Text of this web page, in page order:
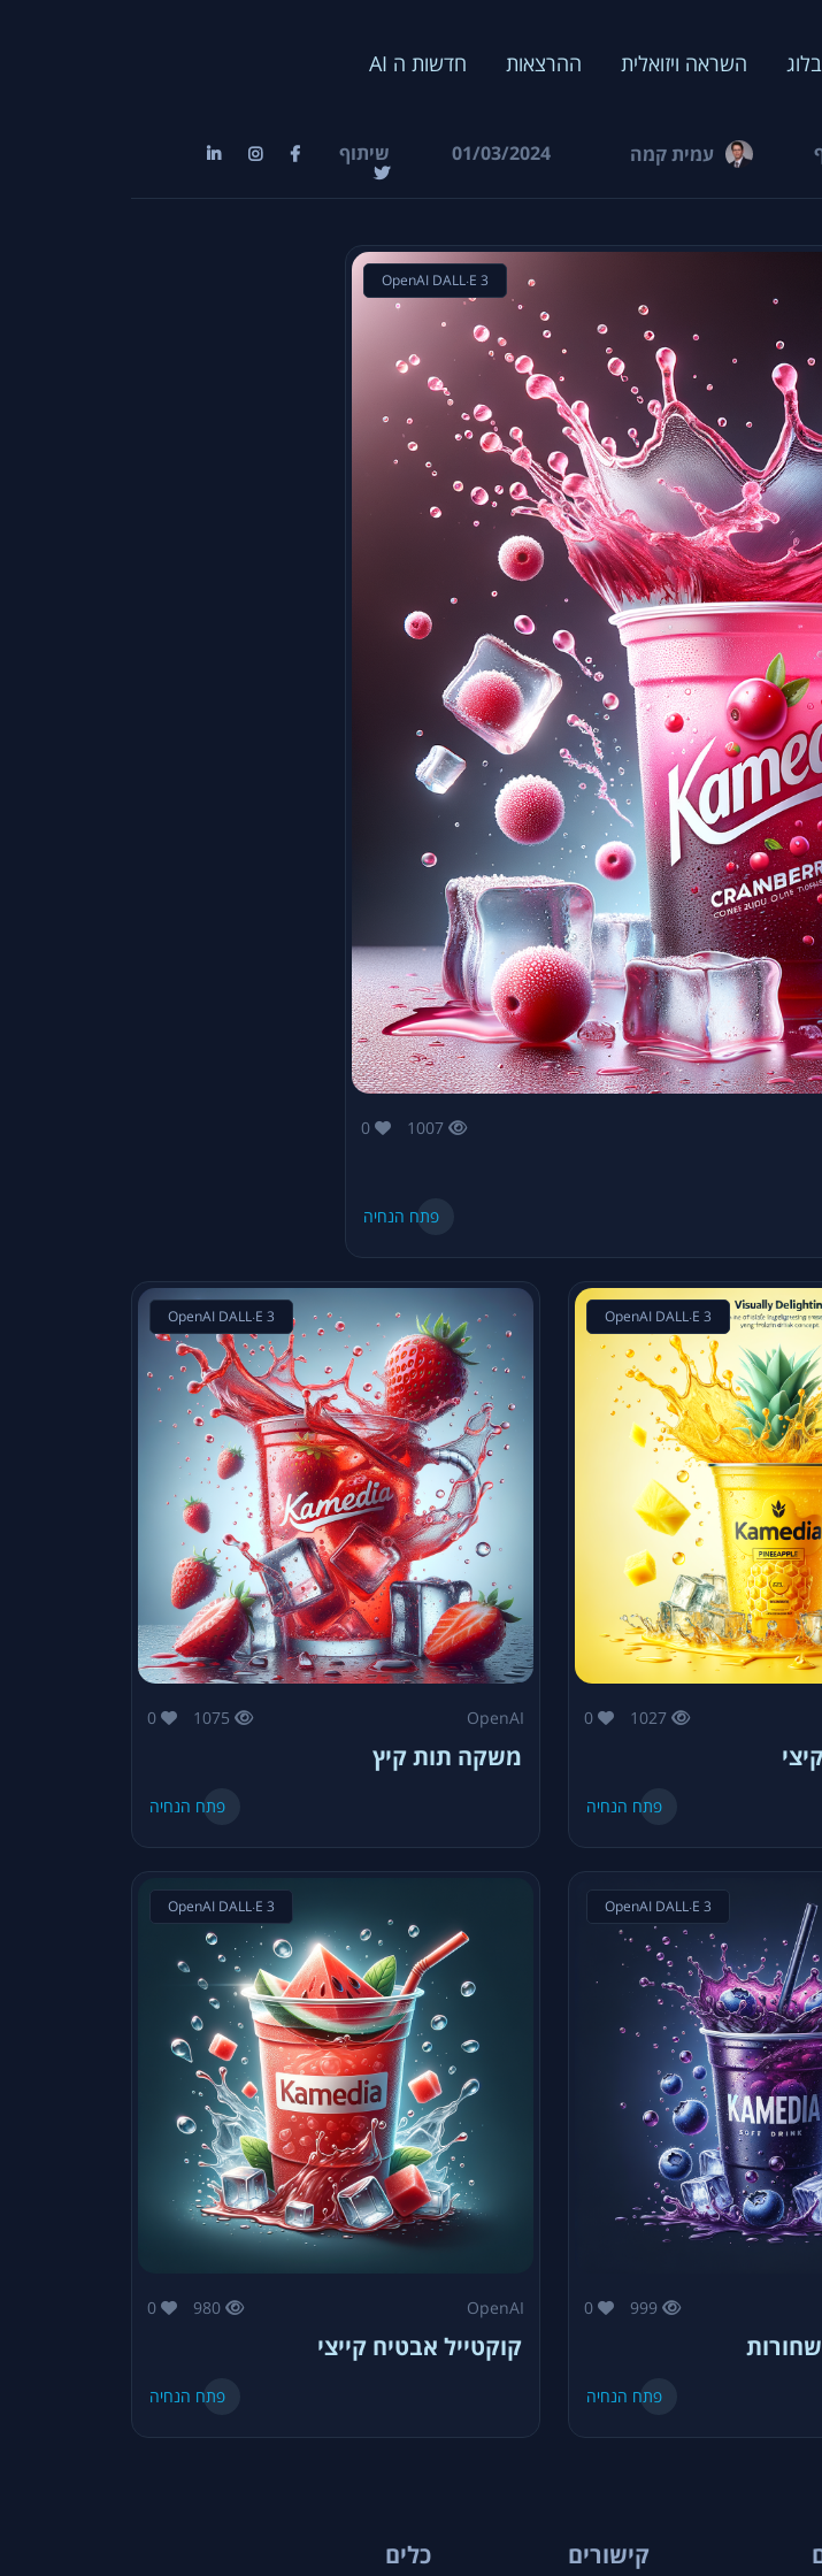
השראה ויזואלית ההרצאות חדשות ה AI
עמית קמה 01/03/2024 שיתוף
OpenAI DALL·E 3
פתח הנחיה
OpenAI DALL·E 3
1027
0
פתח הנחיה
OpenAI DALL·E 3
OpenAI
1075
0
משקה תות קיץ
פתח הנחיה
OpenAI DALL·E 3
999
0
פתח הנחיה
OpenAI DALL·E 3
OpenAI
980
0
קוקטייל אבטיח קייצי
פתח הנחיה
קישורים כלים